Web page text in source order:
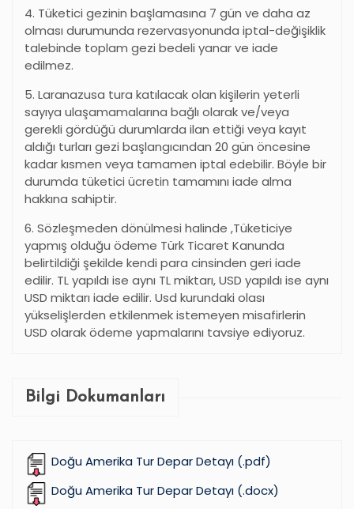
4. Tüketici gezinin başlamasına 7 gün ve daha az
olması durumunda rezervasyonunda iptal-değişiklik
talebinde toplam gezi bedeli yanar ve iade
edilmez.
5. Laranazusa tura katılacak olan kişilerin yeterli
sayıya ulaşamamalarına bağlı olarak ve/veya
gerekli gördüğü durumlarda ilan ettiği veya kayıt
aldığı turları gezi başlangıcından 20 gün öncesine
kadar kısmen veya tamamen iptal edebilir. Böyle bir
durumda tüketici ücretin tamamını iade alma
hakkına sahiptir.
6. Sözleşmeden dönülmesi halinde ,Tüketiciye
yapmış olduğu ödeme Türk Ticaret Kanunda
belirtildiği şekilde kendi para cinsinden geri iade
edilir. TL yapıldı ise aynı TL miktarı, USD yapıldı ise aynı
USD miktarı iade edilir. Usd kurundaki olası
yükselişlerden etkilenmek istemeyen misafirlerin
USD olarak ödeme yapmalarını tavsiye ediyoruz.
Bilgi Dokumanları
Doğu Amerika Tur Depar Detayı (.pdf)
Doğu Amerika Tur Depar Detayı (.docx)